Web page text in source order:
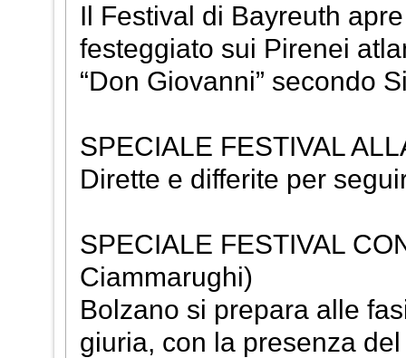
Il Festival di Bayreuth
festeggiato sui Pirenei
“Don Giovanni” secondo
SPECIALE FESTIVAL
Dirette e differite per
SPECIALE FESTIVAL
Ciammarughi)
Bolzano si prepara alle
giuria, con la presenza